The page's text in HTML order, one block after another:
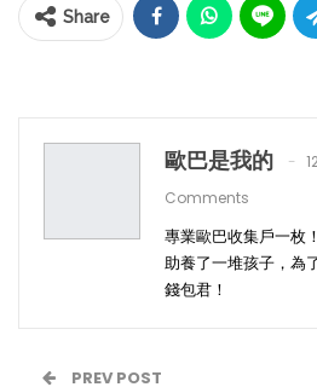
Share
歐巴是我的
Comments
專業歐巴收集戶一枚！
助養了一堆孩子，為
錢包君！
PREV POST